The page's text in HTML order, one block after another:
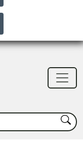
Buscar